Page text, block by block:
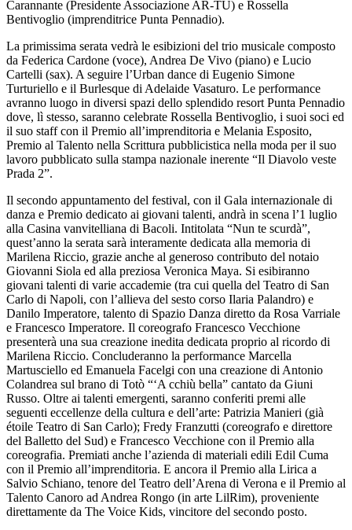
Carannante (Presidente Associazione AR-TU) e Rossella
Bentivoglio (imprenditrice Punta Pennadio).
La primissima serata vedrà le esibizioni del trio musicale composto
da Federica Cardone (voce), Andrea De Vivo (piano) e Lucio
Cartelli (sax). A seguire l’Urban dance di Eugenio Simone
Turturiello e il Burlesque di Adelaide Vasaturo. Le performance
avranno luogo in diversi spazi dello splendido resort Punta Pennadio
dove, lì stesso, saranno celebrate Rossella Bentivoglio, i suoi soci ed
il suo staff con il Premio all’imprenditoria e Melania Esposito,
Premio al Talento nella Scrittura pubblicistica nella moda per il suo
lavoro pubblicato sulla stampa nazionale inerente “Il Diavolo veste
Prada 2”.
Il secondo appuntamento del festival, con il Gala internazionale di
danza e Premio dedicato ai giovani talenti, andrà in scena l’1 luglio
alla Casina vanvitelliana di Bacoli. Intitolata “Nun te scurdà”,
quest’anno la serata sarà interamente dedicata alla memoria di
Marilena Riccio, grazie anche al generoso contributo del notaio
Giovanni Siola ed alla preziosa Veronica Maya. Si esibiranno
giovani talenti di varie accademie (tra cui quella del Teatro di San
Carlo di Napoli, con l’allieva del sesto corso Ilaria Palandro) e
Danilo Imperatore, talento di Spazio Danza diretto da Rosa Varriale
e Francesco Imperatore. Il coreografo Francesco Vecchione
presenterà una sua creazione inedita dedicata proprio al ricordo di
Marilena Riccio. Concluderanno la performance Marcella
Martusciello ed Emanuela Facelgi con una creazione di Antonio
Colandrea sul brano di Totò “‘A cchiù bella” cantato da Giuni
Russo. Oltre ai talenti emergenti, saranno conferiti premi alle
seguenti eccellenze della cultura e dell’arte: Patrizia Manieri (già
étoile Teatro di San Carlo); Fredy Franzutti (coreografo e direttore
del Balletto del Sud) e Francesco Vecchione con il Premio alla
coreografia. Premiati anche l’azienda di materiali edili Edil Cuma
con il Premio all’imprenditoria. E ancora il Premio alla Lirica a
Salvio Schiano, tenore del Teatro dell’Arena di Verona e il Premio al
Talento Canoro ad Andrea Rongo (in arte LilRim), proveniente
direttamente da The Voice Kids, vincitore del secondo posto.